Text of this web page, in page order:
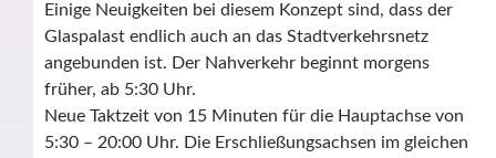
Einige Neuigkeiten bei diesem Konzept sind, dass der
Glaspalast endlich auch an das Stadtverkehrsnetz
angebunden ist. Der Nahverkehr beginnt morgens
früher, ab 5:30 Uhr.
Neue Taktzeit von 15 Minuten für die Hauptachse von
5:30 – 20:00 Uhr. Die Erschließungsachsen im gleichen